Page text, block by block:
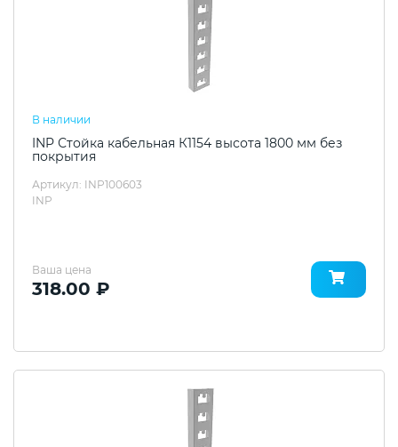
В наличии
INP Стойка кабельная К1154 высота 1800 мм без
покрытия
Артикул: INP100603
INP
Ваша цена
318.00 ₽